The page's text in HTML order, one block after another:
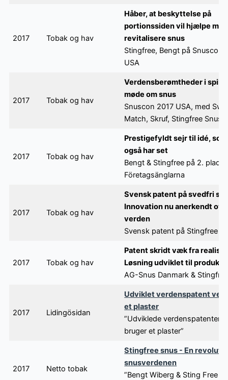
2017 Tobak og hav
Håber, at beskyttelse på
portionssiden vil hjælpe
revitalisere snus
Stingfree, Bengt på Snuscon
USA
2017 Tobak og hav
Verdensberømtheder i spil
møde om snus
Snuscon 2017 USA, med
Match, Skruf, Stingfree Snus
2017 Tobak og hav
Prestigefyldt sejr til idé,
også har set
Bengt & Stingfree på 2. plads i
Företagsänglarna
2017 Tobak og hav
Svensk patent på svedfri
Innovation nu anerkendt
verden
Svensk patent på Stingfree
2017 Tobak og hav
Patent skridt væk fra
Løsning udviklet til
AG-Snus Danmark &
2017 Lidingösidan
Udviklet verdenspatent
et plaster
”Udviklede verdenspatenter,
bruger et plaster”
2017 Netto tobak
Stingfree snus - En
snusverdenen
”Bengt Wiberg & Sting Free